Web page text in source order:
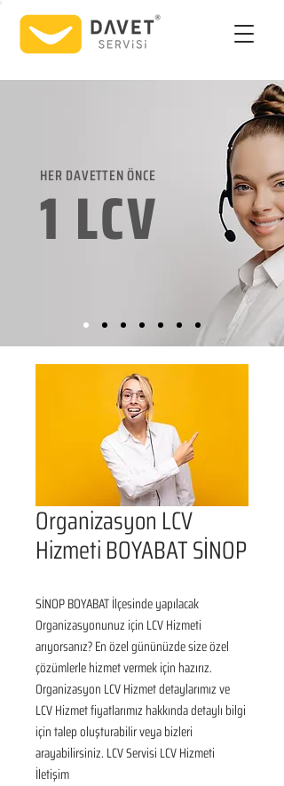
HER DAVETTEN ÖNCE
1 LCV
Organizasyon LCV
Hizmeti BOYABAT SİNOP
SİNOP BOYABAT İlçesinde yapılacak
Organizasyonunuz için LCV Hizmeti
arıyorsanız? En özel gününüzde size özel
çözümlerle hizmet vermek için hazırız.
Organizasyon LCV Hizmet detaylarımız ve
LCV Hizmet fiyatlarımız hakkında detaylı bilgi
için talep oluşturabilir veya bizleri
arayabilirsiniz. LCV Servisi LCV Hizmeti
İletişim